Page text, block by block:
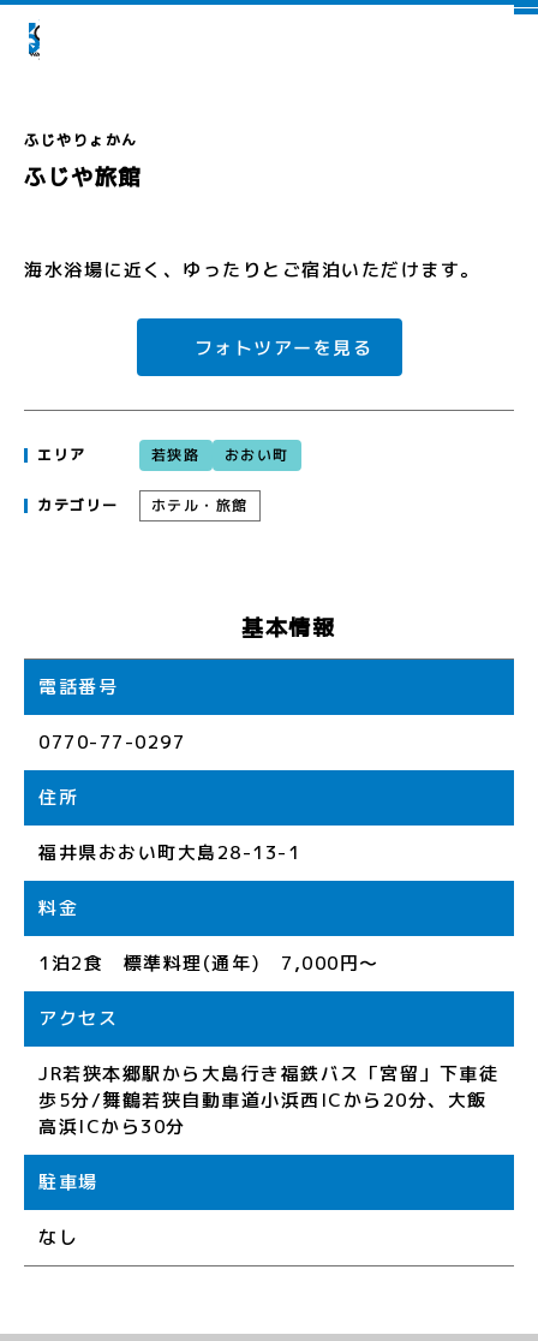
ふじや旅館
海水浴場に近く、ゆったりとご宿泊いただけます。
フォトツアーを見る
エリア 若狭路 おおい町
カテゴリー ホテル・旅館
基本情報
電話番号
0770-77-0297
住所
福井県おおい町大島28-13-1
料金
1泊2食 標準料理(通年) 7,000円～
アクセス
JR若狭本郷駅から大島行き福鉄バス「宮留」下車徒
歩5分/舞鶴若狭自動車道小浜西ICから20分、大飯
高浜ICから30分
駐車場
なし